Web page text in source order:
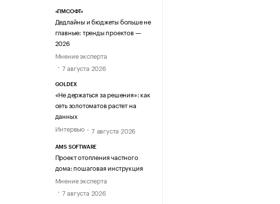
«ПМСОФТ»
Дедлайны и бюджеты больше не
главные: тренды проектов —
2026
Мнение эксперта
7 августа 2026
GOLDEX
«Не держаться за решения»: как
сеть золотоматов растет на
данных
Интервью
7 августа 2026
AMS SOFTWARE
Проект отопления частного
дома: пошаговая инструкция
Мнение эксперта
7 августа 2026